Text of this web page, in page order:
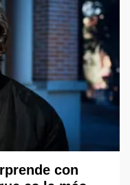
con